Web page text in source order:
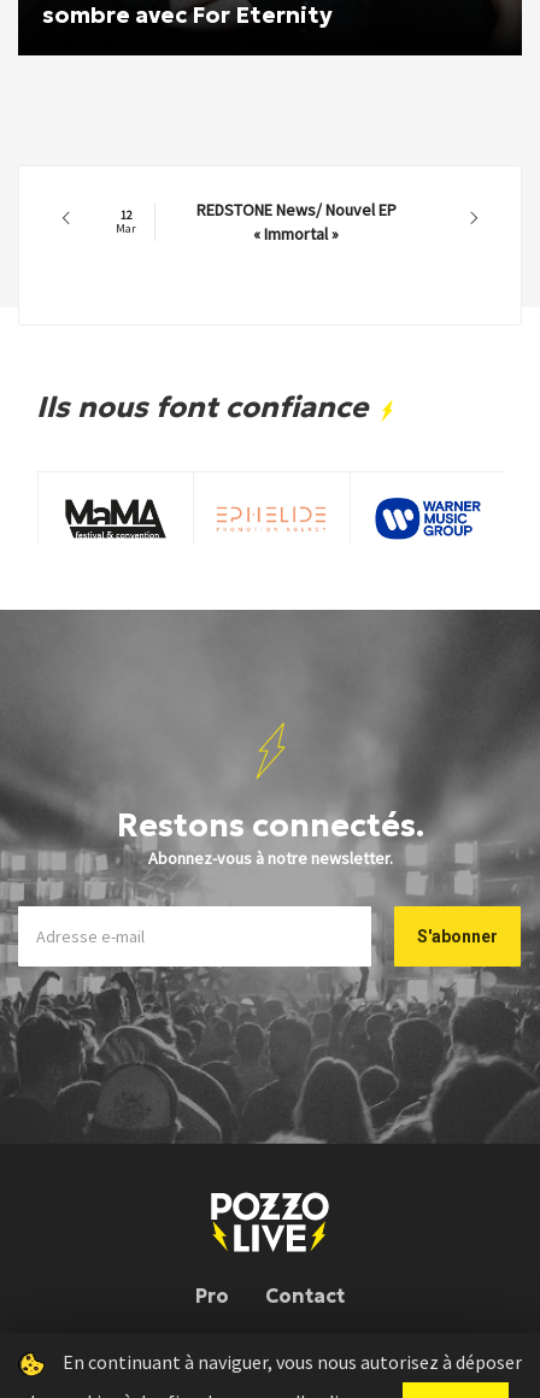
sombre avec For Eternity
12
Mar
REDSTONE News/ Nouvel EP
« Immortal »
Ils nous font confiance
Restons connectés.
Abonnez-vous à notre newsletter.
Pro Contact
Pozzo Live © 2026 | Conception : Pozzo Team, avec l'aide deBloop
En continuant à naviguer, vous nous autorisez à déposer